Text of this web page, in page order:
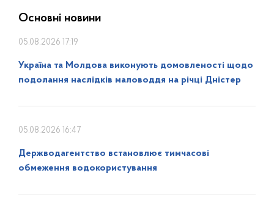
Основні новини
05.08.2026 17:19
Україна та Молдова виконують домовленості щодо
подолання наслідків маловоддя на річці Дністер
05.08.2026 16:47
Держводагентство встановлює тимчасові
обмеження водокористування